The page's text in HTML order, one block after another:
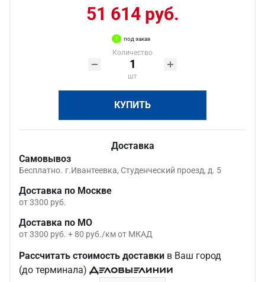
51 614 руб.
под заказ
Количество
шт
КУПИТЬ
Доставка
Самовывоз
Бесплатно. г.Ивантеевка, Студенческий проезд, д. 5
Доставка по Москве
от 3300 руб.
Доставка по МО
от 3300 руб. + 80 руб./км от МКАД
Рассчитать стоимость доставки в Ваш город
(до терминала)